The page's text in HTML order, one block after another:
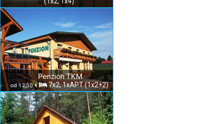
Penzión TKM
od 12,50 € 7x2, 1xAPT (1x2+2)